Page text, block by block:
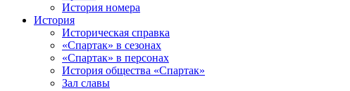
История номера
История
Историческая справка
«Спартак» в сезонах
«Спартак» в персонах
История общества «Спартак»
Зал славы